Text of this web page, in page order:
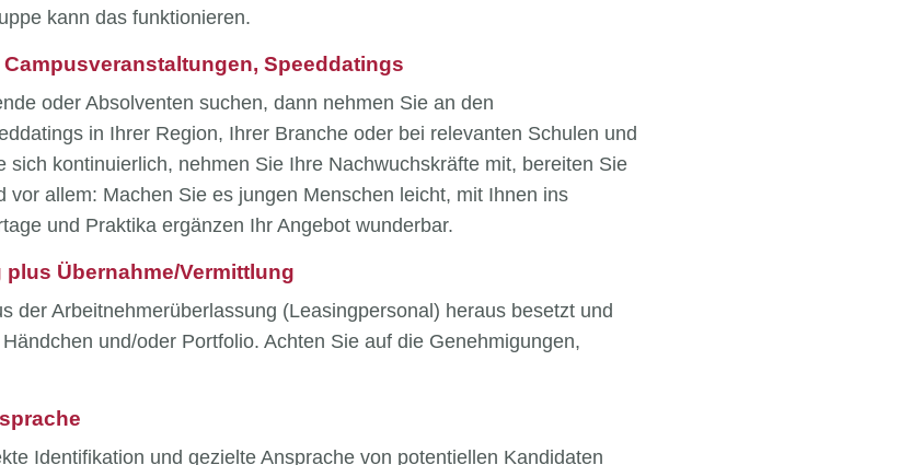
kann das funktionieren.
Speeddatings
oder Absolventen suchen, dann nehmen Sie an den
in Ihrer Region, Ihrer Branche oder bei relevanten Schulen und
sich kontinuierlich, nehmen Sie Ihre Nachwuchskräfte mit, bereiten Sie
vor allem: Machen Sie es jungen Menschen leicht, mit Ihnen ins
und Praktika ergänzen Ihr Angebot wunderbar.
Übernahme/Vermittlung
der Arbeitnehmerüberlassung (Leasingpersonal) heraus besetzt und
und/oder Portfolio. Achten Sie auf die Genehmigungen,
Identifikation und gezielte Ansprache von potentiellen Kandidaten